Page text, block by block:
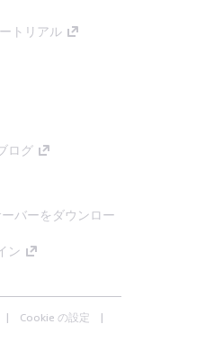
トリアル
ログ
バーをダウンロー
ン
Cookie の設定